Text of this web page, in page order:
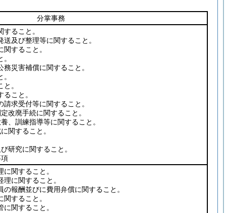
分掌事務
ること。
及び整理等に関すること。
すること。
災害補償に関すること。
。
こと。
求受付等に関すること。
改廃手続に関すること。
、訓練指導等に関すること。
関すること。
研究に関すること。
関すること。
に関すること。
報酬並びに費用弁償に関すること。
すること。
関すること。